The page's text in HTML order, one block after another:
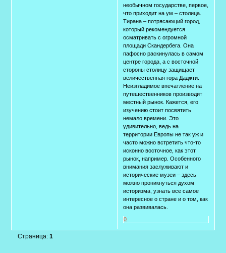
необычном государстве, первое,
что приходит на ум – столица.
Тирана – потрясающий город,
который рекомендуется
осматривать с огромной
площади Скандербега. Она
пафосно раскинулась в самом
центре города, а с восточной
стороны столицу защищает
величественная гора Даджти.
Неизгладимое впечатление на
путешественников производит
местный рынок. Кажется, его
изучению стоит посвятить
немало времени. Это
удивительно, ведь на
территории Европы не так уж и
часто можно встретить что-то
исконно восточное, как этот
рынок, например. Особенного
внимания заслуживают и
исторические музеи – здесь
можно проникнуться духом
историзма, узнать все самое
интересное о стране и о том, как
она развивалась.
0
Страница: 1